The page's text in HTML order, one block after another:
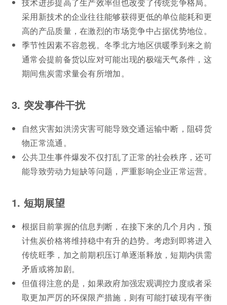
技术进步提高了生产效率但也改变了传统竞争格局。
采用新技术的企业往往能够获得更低的单位能耗和更
高的产品质量，在激烈的市场竞争中占据优势地位。
季节性因素不容忽视。冬季北方地区供暖季到来之前
通常会提前备货以应对可能出现的极端天气条件，这
期间焦炭需求量会有所增加。
3. 突发事件干扰
自然灾害如洪涝灾害可能导致交通运输中断，阻碍货
物正常流通。
公共卫生事件爆发不仅打乱了正常的社会秩序，还可
能导致劳动力短缺等问题，严重影响企业正常运营。
1. 短期展望
根据目前掌握的信息判断，在接下来的几个月内，预
计焦炭价格将维持稳中有升的趋势。考虑到即将进入
传统旺季，加之前期积压订单逐渐释放，短期内供需
矛盾或将加剧。
但值得注意的是，如果政府加强宏观调控力度或者采
取更加严厉的环保限产措施，则有可能打破现有平衡